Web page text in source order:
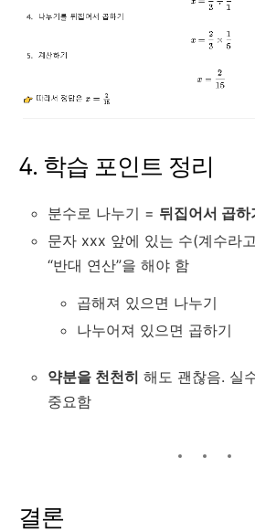
4. 학습 포인트 정리
분수로 나누기 = 뒤집어서 곱하
문자 xxx 앞에 있는 수(계수라
“반대 연산”을 해야 함
곱해져 있으면 나누기
나누어져 있으면 곱하기
약분을 천천히 해도 괜찮음. 실
중요함
결론